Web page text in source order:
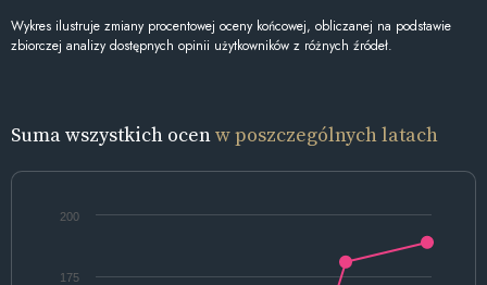
Wykres ilustruje zmiany procentowej oceny końcowej, obliczanej na podstawie
zbiorczej analizy dostępnych opinii użytkowników z różnych źródeł.
Suma wszystkich ocenw poszczególnych latach
175
200